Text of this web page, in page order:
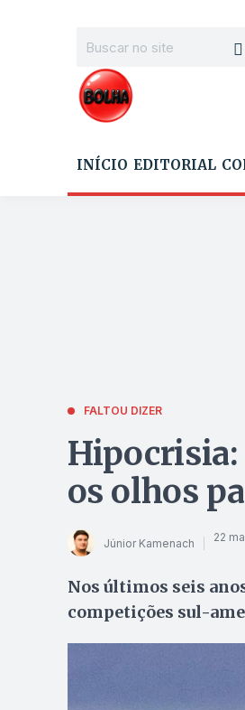
INÍCIO EDITORIAL
FALTOU DIZER
Hipocrisia:
os olhos
Júnior Kamenach 22
Nos últimos seis
competições sul-